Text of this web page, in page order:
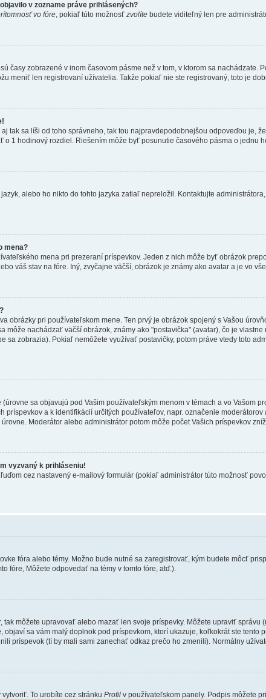
v zozname práve prihlásených?
vo fóre, pokiaľ túto možnosť zvolíte budete viditeľný len pre
časy zobrazené v inom časovom pásme než v tom, v ktorom sa
meniť len registrovaní užívatelia. Takže pokiaľ nie ste registrovaný, toto je
tak sa líši od toho správneho, tak tou najpravdepodobnejšou odpoveďou je,
o 1 hodinový rozdiel. Riešením môže byť posunutie časového pásma o jednu
alebo ho nikto do tohto jazyka zatiaľ nepreložil. Kontaktujte
mena?
mena pri prezeraní príspevkov. Jeden z nich môže byť obrázok
váš stav na fóre. Iný, zvyčajne väčší, obrázok je známy ako avatar a je vo
obrázky pri používateľskom mene. Ten prvý je obrázok spojený s Vašou
môže nachádzať väčší obrázok, známy ako "postavička" (avatar), čo je
sa zobrazia). Pokiaľ nemôžete využívať postavičky, potom práve vtedy toto
sa objavujú pod Vašim používateľským menom v témach a vo Vašom
príspevkov a k identifikácií určitých používateľov, napr. označenie
Moderátor alebo administrátor potom môže počet Vašich príspevkov
vyzvaný k prihláseniu!
cez nastavený e-mailový formulár (pokiaľ administrátor túto možnosť
fóra alebo témy. Možno bude nutné sa zaregistrovať, kým budete môcť
fóre, Môžete odpovedať na témy v tomto fóre, atď.).
tak môžete upravovať alebo mazať len svoje príspevky. Môžete upraviť
sa vám malý doplnok pod príspevkom, ktorí ukazuje, koľkokrát ste
príspevok (tí by mali sami zanechať odkaz prečo ho zmenili). Normálny
To urobíte cez stránku Profil v používateľskom panely. Podpis môžete